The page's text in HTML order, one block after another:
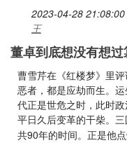
2023-04-28 21:08:00
王
董卓到底想没有想
曹雪芹在《红楼梦》里
恶者，都是应劫而生。
代正是世危之时，此时
平日久后变革的干柴。
共90年的时间。正是他